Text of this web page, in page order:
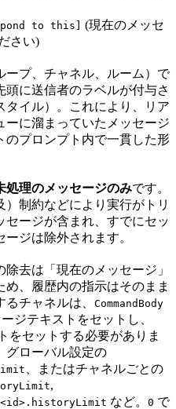
to this] (現在のメッセ
さい)
ープ、チャネル、ルーム）で
頭に送信者のラベルが付与さ
イル）。これにより、リア
ーに溜まっていたメッセージ
のプロンプト内で一貫した形
処理のメッセージのみです。
制約などにより実行がトリ
セージが含まれ、すでにセッ
ジは除外されます。
去は「現在のメッセージ」
、履歴内の指示はそのまま
チャネルは、 CommandBody
ジテキストをセットし、
をセットする必要がありま
グローバル設定の
、またはチャネルごとの
,
など。 0 で